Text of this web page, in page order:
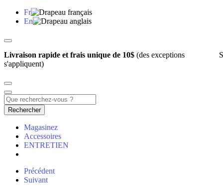
Fr
En
Livraison rapide et frais unique de 10$ (des exceptions
s'appliquent)
Rechercher
Magasinez
Accessoires
ENTRETIEN
Précédent
Suivant